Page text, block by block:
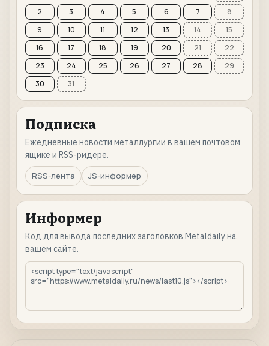
2
3 4 5 6 7
8
9
10 11 12 13 14
15
16
17 18 19 20 21
22
23
24 25 26 27 28
29
30
31
Подписка
Ежедневные новости металлургии в вашем почтовом
ящике и RSS-ридере.
RSS-лента
JS-информер
Информер
Код для вывода последних заголовков Metaldaily на
вашем сайте.